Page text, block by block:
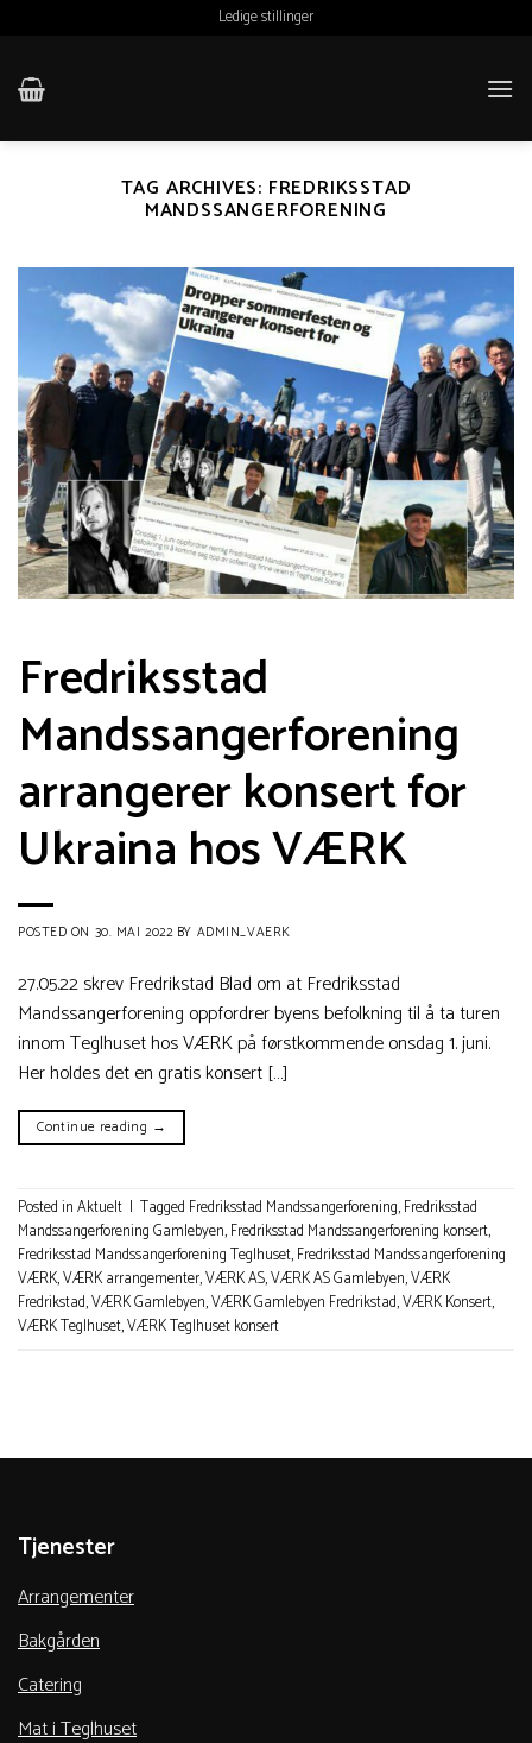
content
Ledige stillinger
TAG ARCHIVES: FREDRIKSSTAD
MANDSSANGERFORENING
Fredriksstad
Mandssangerforening
arrangerer konsert for
Ukraina hos VÆRK
POSTED ON 30. MAI 2022 BY ADMIN_VAERK
27.05.22 skrev Fredrikstad Blad om at Fredriksstad
Mandssangerforening oppfordrer byens befolkning til å ta turen
innom Teglhuset hos VÆRK på førstkommende onsdag 1. juni.
Her holdes det en gratis konsert […]
Continue reading →
Posted inAktuelt | Tagged Fredriksstad Mandssangerforening,Fredriksstad
Mandssangerforening Gamlebyen,Fredriksstad Mandssangerforening konsert,
Fredriksstad Mandssangerforening Teglhuset,Fredriksstad Mandssangerforening
VÆRK,VÆRK arrangementer,VÆRK AS,VÆRK AS Gamlebyen,VÆRK
Fredrikstad,VÆRK Gamlebyen,VÆRK Gamlebyen Fredrikstad,VÆRK Konsert,
VÆRK Teglhuset,VÆRK Teglhuset konsert
Tjenester
Arrangementer
Bakgården
Catering
Mat i Teglhuset